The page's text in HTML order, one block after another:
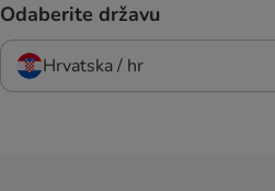
Odaberite državu
Hrvatska / hr